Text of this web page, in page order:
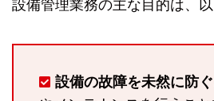
設備管理業務の主な目的は、以
設備の故障を未然に防